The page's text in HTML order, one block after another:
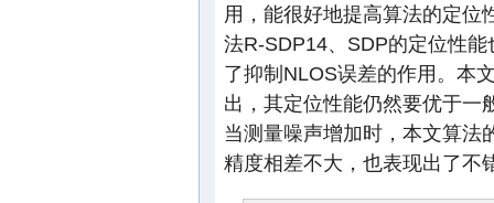
用，能很好地提高算法的定位
法R-SDP14、SDP的定位性
了抑制NLOS误差的作用。本
出，其定位性能仍然要优于一
当测量噪声增加时，本文算法
精度相差不大，也表现出了不